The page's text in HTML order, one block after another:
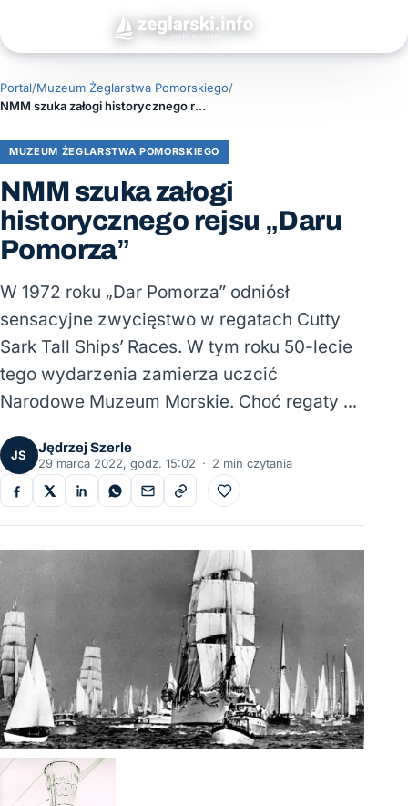
Portal/Muzeum Żeglarstwa Pomorskiego/
NMM szuka załogi historycznego rejsu „Daru Pomorza”
MUZEUM ŻEGLARSTWA POMORSKIEGO
NMM szuka załogi
historycznego rejsu „Daru
Pomorza”
W 1972 roku „Dar Pomorza” odniósł
sensacyjne zwycięstwo w regatach Cutty
Sark Tall Ships’ Races. W tym roku 50-lecie
tego wydarzenia zamierza uczcić
Narodowe Muzeum Morskie. Choć regaty …
JS
Jędrzej Szerle
29 marca 2022, godz. 15:02 · 2 min czytania
Do ulubionych